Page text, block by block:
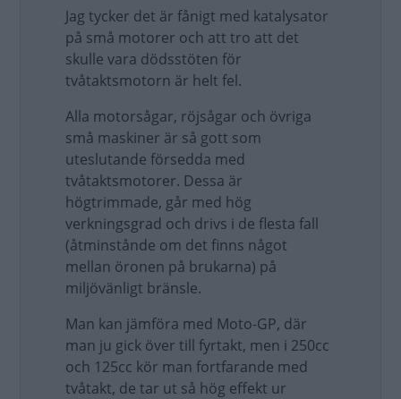
Jag tycker det är fånigt med katalysator
på små motorer och att tro att det
skulle vara dödsstöten för
tvåtaktsmotorn är helt fel.
Alla motorsågar, röjsågar och övriga
små maskiner är så gott som
uteslutande försedda med
tvåtaktsmotorer. Dessa är
högtrimmade, går med hög
verkningsgrad och drivs i de flesta fall
(åtminstånde om det finns något
mellan öronen på brukarna) på
miljövänligt bränsle.
Man kan jämföra med Moto-GP, där
man ju gick över till fyrtakt, men i 250cc
och 125cc kör man fortfarande med
tvåtakt, de tar ut så hög effekt ur